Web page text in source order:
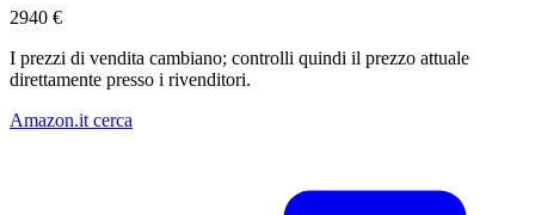
2940 €
I prezzi di vendita cambiano; controlli quindi il prezzo attuale
direttamente presso i rivenditori.
Amazon.it cerca